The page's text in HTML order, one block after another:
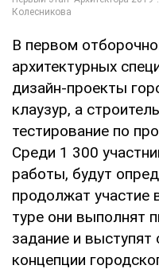
В первом
архитектурных
дизайн-проекты
клаузур, а
тестирование по
Среди 1 300
работы, будут
продолжат
туре они выполнят
задание и выступят
концепции